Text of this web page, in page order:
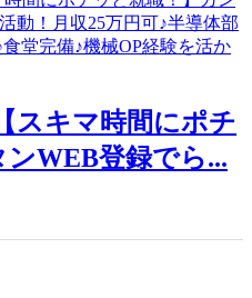
スキマ時間にポチ
WEB登録でら...